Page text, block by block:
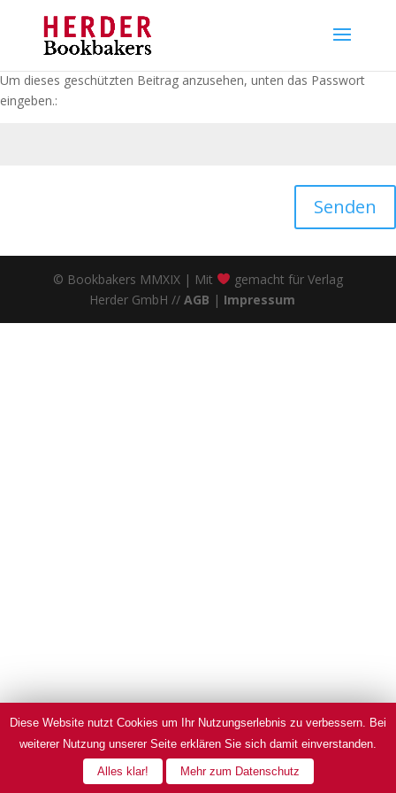
Um dieses geschützten Beitrag anzusehen, unten das Passwort
eingeben.:
Senden
© Bookbakers MMXIX | Mit
gemacht für Verlag
Herder GmbH //AGB | Impressum
Diese Website nutzt Cookies um Ihr Nutzungserlebnis zu verbessern. Bei
weiterer Nutzung unserer Seite erklären Sie sich damit einverstanden.
Alles klar! Mehr zum Datenschutz